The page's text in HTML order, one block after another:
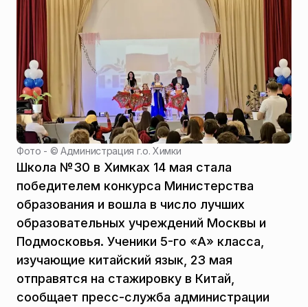
Фото - ©Администрация г.о. Химки
Школа №30 в Химках 14 мая стала
победителем конкурса Министерства
образования и вошла в число лучших
образовательных учреждений Москвы и
Подмосковья. Ученики 5-го «А» класса,
изучающие китайский язык, 23 мая
отправятся на стажировку в Китай,
сообщает пресс-служба администрации